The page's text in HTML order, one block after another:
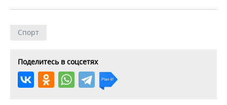
Спорт
Поделитесь в соцсетях